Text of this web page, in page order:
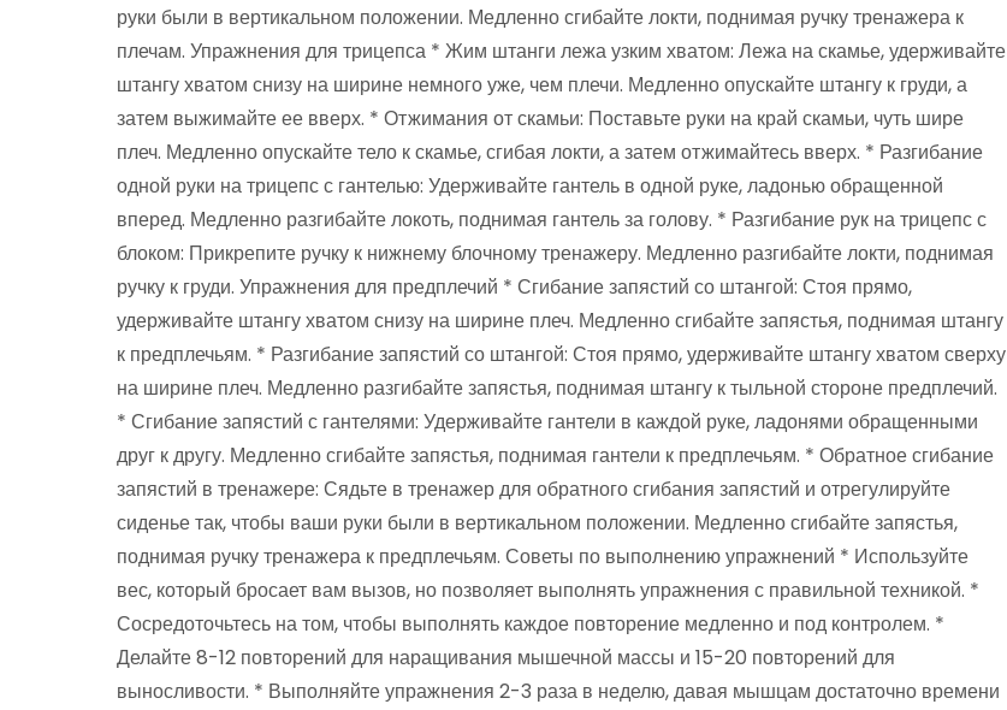
руки были в вертикальном положении. Медленно сгибайте локти, поднимая ручку тренажера к
плечам. Упражнения для трицепса * Жим штанги лежа узким хватом: Лежа на скамье, удерживайте
штангу хватом снизу на ширине немного уже, чем плечи. Медленно опускайте штангу к груди, а
затем выжимайте ее вверх. * Отжимания от скамьи: Поставьте руки на край скамьи, чуть шире
плеч. Медленно опускайте тело к скамье, сгибая локти, а затем отжимайтесь вверх. * Разгибание
одной руки на трицепс с гантелью: Удерживайте гантель в одной руке, ладонью обращенной
вперед. Медленно разгибайте локоть, поднимая гантель за голову. * Разгибание рук на трицепс с
блоком: Прикрепите ручку к нижнему блочному тренажеру. Медленно разгибайте локти, поднимая
ручку к груди. Упражнения для предплечий * Сгибание запястий со штангой: Стоя прямо,
удерживайте штангу хватом снизу на ширине плеч. Медленно сгибайте запястья, поднимая штангу
к предплечьям. * Разгибание запястий со штангой: Стоя прямо, удерживайте штангу хватом сверху
на ширине плеч. Медленно разгибайте запястья, поднимая штангу к тыльной стороне предплечий.
* Сгибание запястий с гантелями: Удерживайте гантели в каждой руке, ладонями обращенными
друг к другу. Медленно сгибайте запястья, поднимая гантели к предплечьям. * Обратное сгибание
запястий в тренажере: Сядьте в тренажер для обратного сгибания запястий и отрегулируйте
сиденье так, чтобы ваши руки были в вертикальном положении. Медленно сгибайте запястья,
поднимая ручку тренажера к предплечьям. Советы по выполнению упражнений * Используйте
вес, который бросает вам вызов, но позволяет выполнять упражнения с правильной техникой. *
Сосредоточьтесь на том, чтобы выполнять каждое повторение медленно и под контролем. *
Делайте 8-12 повторений для наращивания мышечной массы и 15-20 повторений для
выносливости. * Выполняйте упражнения 2-3 раза в неделю, давая мышцам достаточно времени